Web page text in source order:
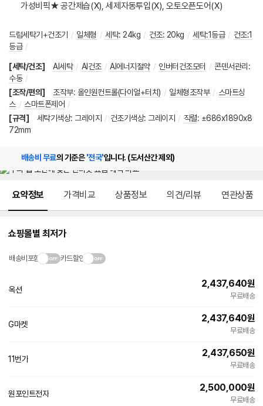
가성비픽★ 공간제습(X), 세제자동투입(X), 오토오픈도어(X)
드럼세탁기+건조기 / 일체형 / 세탁: 24kg / 건조: 20kg / 세탁:1등급 / 건조:1
등급 /
[세탁/건조] AI세탁 / AI건조 / AI에너지절약 / 인버터건조모터 / 콘덴서관리 :
수동 /
[조작/편의]
조작부: 올인원컨트롤(다이얼+터치) / 일체형조작부 / 스마트싱
스 / 스마트폰제어 /
[규격]
세탁기색상: 그레이지 / 건조기색상: 그레이지 / 직렬: ±686x1890x8
72mm
배송비 무료의 기준은'전국'입니다. (도서산간 제외)
요약정보 가격비교 상품정보 의견/리뷰 연관상품
쇼핑몰별 최저가
배송비포함 카드할인
옥션
2,437,640원
무료배송
G마켓
2,437,640원
무료배송
11번가
2,437,650원
무료배송
원포인트전자
2,500,000원
무료배송